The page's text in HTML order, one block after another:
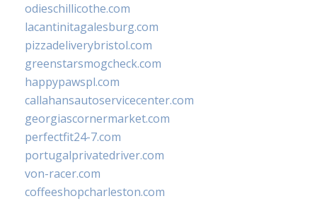
odieschillicothe.com
lacantinitagalesburg.com
pizzadeliverybristol.com
greenstarsmogcheck.com
happypawspl.com
callahansautoservicecenter.com
georgiascornermarket.com
perfectfit24-7.com
portugalprivatedriver.com
von-racer.com
coffeeshopcharleston.com